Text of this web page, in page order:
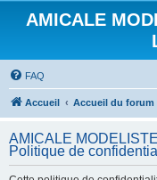
AMICALE
FAQ
Accueil Accueil du forum
AMICALE
Politique de